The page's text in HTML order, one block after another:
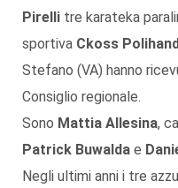
Pirelli tre karateka
sportiva Ckoss
Stefano (VA) hanno
Consiglio regionale.
Sono Mattia Allesina,
Patrick Buwalda e
Negli ultimi anni i tre